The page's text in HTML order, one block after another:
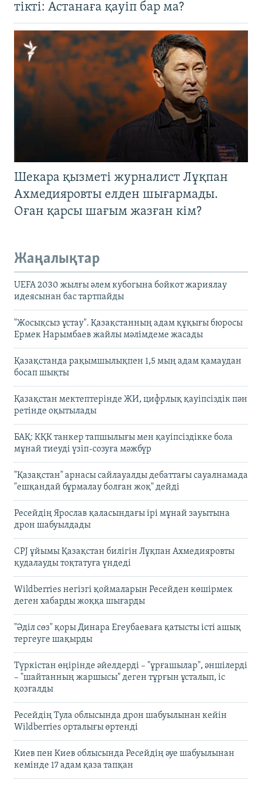
тікті: Астанаға қауіп бар ма?
Шекара қызметі журналист Лұқпан
Ахмедияровты елден шығармады.
Оған қарсы шағым жазған кім?
Жаңалықтар
UEFA 2030 жылғы әлем кубогына бойкот жариялау
идеясынан бас тартпайды
"Жосықсыз ұстау". Қазақстанның адам құқығы бюросы
Ермек Нарымбаев жайлы мәлімдеме жасады
Қазақстанда рақымшылықпен 1,5 мың адам қамаудан
босап шықты
Қазақстан мектептерінде ЖИ, цифрлық қауіпсіздік пән
ретінде оқытылады
БАҚ: КҚК танкер тапшылығы мен қауіпсіздікке бола
мұнай тиеуді үзіп-созуға мәжбүр
"Қазақстан" арнасы сайлауалды дебаттағы сауалнамада
"ешқандай бұрмалау болған жоқ" дейді
Ресейдің Ярослав қаласындағы ірі мұнай зауытына
дрон шабуылдады
CPJ ұйымы Қазақстан билігін Лұқпан Ахмедияровты
қудалауды тоқтатуға үндеді
Wildberries негізгі қоймаларын Ресейден көшірмек
деген хабарды жоққа шығарды
"Әділ сөз" қоры Динара Егеубаеваға қатысты істі ашық
тергеуге шақырды
Түркістан өңірінде әйелдерді – "ұрғашылар", әншілерді
– "шайтанның жаршысы" деген тұрғын ұсталып, іс
қозғалды
Ресейдің Тула облысында дрон шабуылынан кейін
Wildberries орталығы өртенді
Киев пен Киев облысында Ресейдің әуе шабуылынан
кемінде 17 адам қаза тапқан